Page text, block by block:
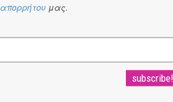
απορρήτου μας.